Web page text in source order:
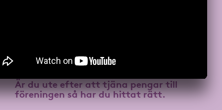
Är du ute efter atttjäna pengar till
föreningenså har du hittat rätt.